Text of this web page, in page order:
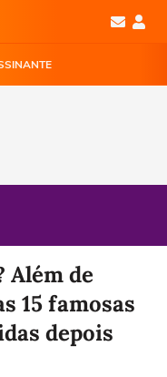
Além de
15 famosas
depois